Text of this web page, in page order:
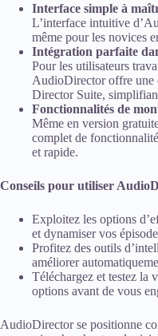
Interface simple à
L’interface intuitive
même pour les novices
Intégration parfaite
Pour les utilisateurs
AudioDirector offre une
Director Suite,
Fonctionnalités de
Même en version
complet de
et rapide.
Conseils pour utiliser
Exploitez les options
et dynamiser vos
Profitez des outils
améliorer
Téléchargez et testez la
options avant de vous
AudioDirector se positionne